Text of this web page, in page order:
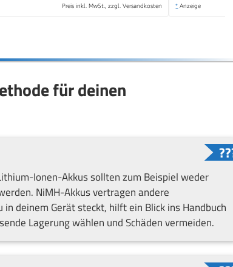
Preis inkl. MwSt., zzgl. Versandkosten * Anzeige
für deinen
Ionen-Akkus sollten zum Beispiel weder
NiMH-Akkus vertragen andere
deinem Gerät steckt, hilft ein Blick ins Handbuch
Lagerung wählen und Schäden vermeiden.